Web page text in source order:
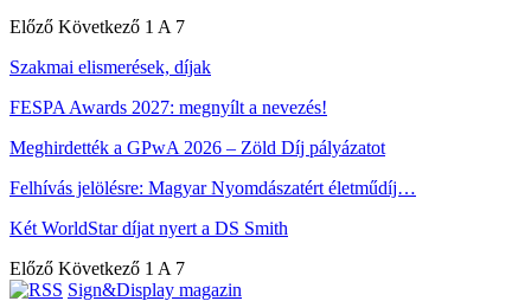
Előző Következő 1 A 7
Szakmai elismerések, díjak
FESPA Awards 2027: megnyílt a nevezés!
Meghirdették a GPwA 2026 – Zöld Díj pályázatot
Felhívás jelölésre: Magyar Nyomdászatért életműdíj…
Két WorldStar díjat nyert a DS Smith
Előző Következő 1 A 7
Sign&Display magazin